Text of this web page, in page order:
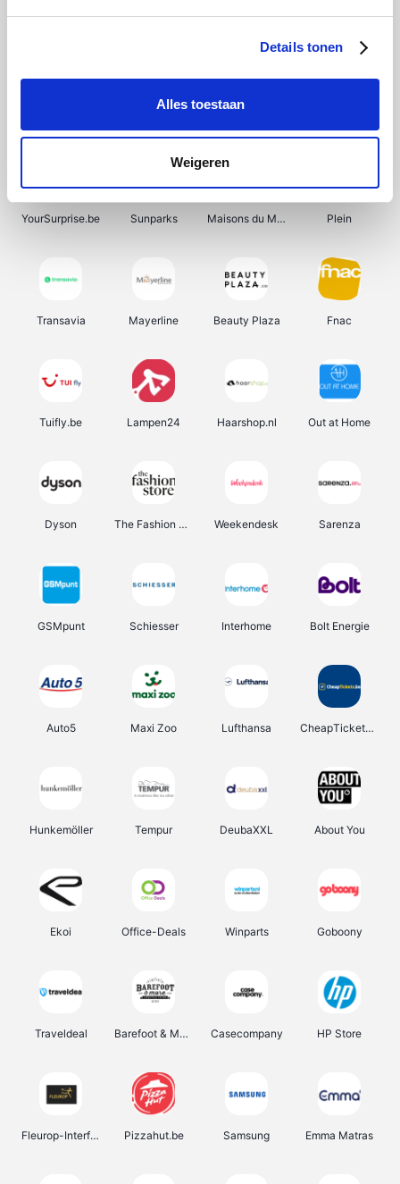
Details tonen
Alles toestaan
Weigeren
Shein Get Your Guide Bergfreunde Pazzox
YourSurprise.be Sunparks Maisons du Monde Plein
Transavia Mayerline Beauty Plaza Fnac
Tuifly.be Lampen24 Haarshop.nl Out at Home
Dyson The Fashion Store Weekendesk Sarenza
GSMpunt Schiesser Interhome Bolt Energie
Auto5 Maxi Zoo Lufthansa CheapTickets.be
Hunkemöller Tempur DeubaXXL About You
Ekoi Office-Deals Winparts Goboony
Traveldeal Barefoot & More Casecompany HP Store
Fleurop-Interflora Pizzahut.be Samsung Emma Matras